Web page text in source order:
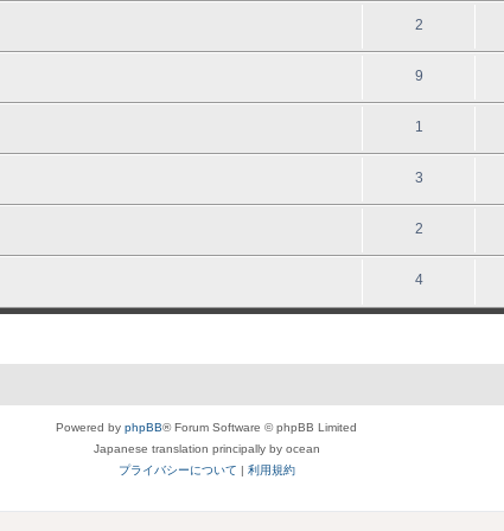
2
9
1
3
2
4
Powered by phpBB® Forum Software © phpBB Limited
Japanese translation principally by ocean
プライバシーについて | 利用規約